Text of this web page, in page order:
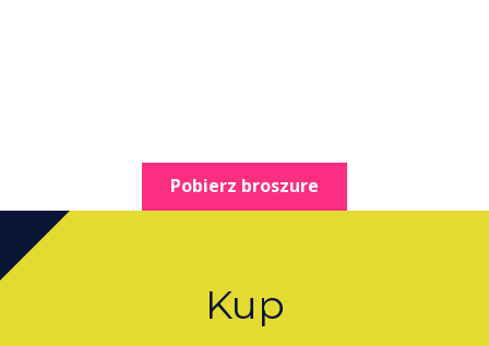
Pobierz broszure
Kup